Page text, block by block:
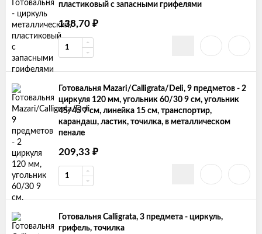
пластиковый с запасными грифелями
138,70 ₽
Готовальня Mazari/Calligrata/Deli, 9 предметов - 2
циркуля 120 мм, угольник 60/30 9 cм, угольник
45/45 7 cм, линейка 15 см, транспортир,
карандаш, ластик, точилка, в металлическом
пенале
209,33 ₽
Готовальня Calligrata, 3 предмета - циркуль,
грифель, точилка